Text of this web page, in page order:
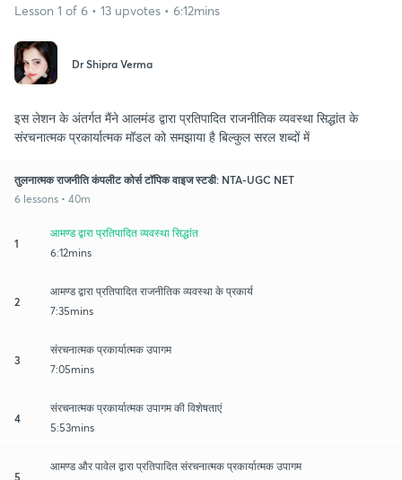
Lesson 1 of 6 • 13 upvotes • 6:12mins
Dr Shipra Verma
इस लेशन के अंतर्गत मैंने आलमंड द्वारा प्रतिपादित राजनीतिक व्यवस्था सिद्धांत के
संरचनात्मक प्रकार्यात्मक मॉडल को समझाया है बिल्कुल सरल शब्दों में
तुलनात्मक राजनीति कंपलीट कोर्स टॉपिक वाइज स्टडी: NTA-UGC NET
6 lessons • 40m
1
आमण्ड द्वारा प्रतिपादित व्यवस्था सिद्धांत
6:12mins
2
आमण्ड द्वारा प्रतिपादित राजनीतिक व्यवस्था के प्रकार्य
7:35mins
3
संरचनात्मक प्रकार्यात्मक उपागम
7:05mins
4
संरचनात्मक प्रकार्यात्मक उपागम की विशेषताएं
5:53mins
5
आमण्ड और पावेल द्वारा प्रतिपादित संरचनात्मक प्रकार्यात्मक उपागम